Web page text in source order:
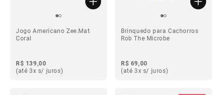
Jogo Americano Zee.Mat
Coral
R$ 139,00
(até 3x s/ juros)
Brinquedo para Cachorros
Rob The Microbe
R$ 69,00
(até 3x s/ juros)